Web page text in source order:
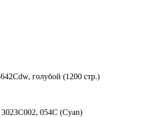
голубой (1200 стр.)
054C (Cyan)